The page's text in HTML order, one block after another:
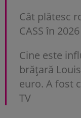
Cât plătesc
CASS în 2026
Cine este
brățară
euro. A fost
TV